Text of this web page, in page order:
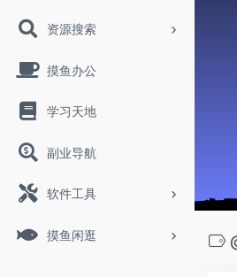
资源搜索
摸鱼办公
学习天地
副业导航
软件工具
摸鱼闲逛